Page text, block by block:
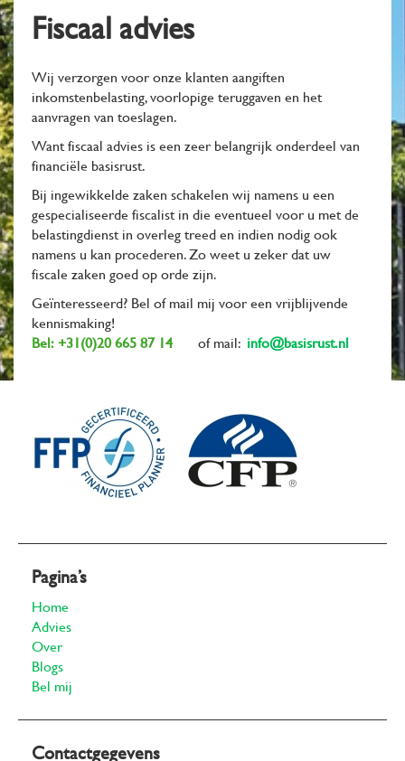
Fiscaal advies
Wij verzorgen voor onze klanten aangiften
inkomstenbelasting, voorlopige teruggaven en het
aanvragen van toeslagen.
Want fiscaal advies is een zeer belangrijk onderdeel van
financiële basisrust.
Bij ingewikkelde zaken schakelen wij namens u een
gespecialiseerde fiscalist in die eventueel voor u met de
belastingdienst in overleg treed en indien nodig ook
namens u kan procederen. Zo weet u zeker dat uw
fiscale zaken goed op orde zijn.
Geïnteresseerd? Bel of mail mij voor een vrijblijvende
kennismaking!
Bel: +31(0)20 665 87 14
of mail: info@basisrust.nl
Pagina’s
Home
Advies
Over
Blogs
Bel mij
Contactgegevens